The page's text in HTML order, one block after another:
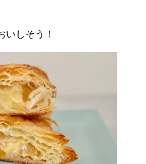
いしそう！